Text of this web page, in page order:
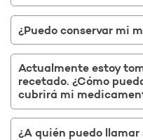
¿Puedo conservar mi
Actualmente estoy
recetado. ¿Cómo
cubrirá mi
¿A quién puedo